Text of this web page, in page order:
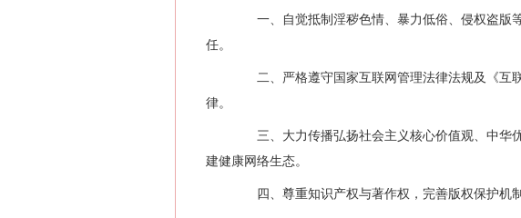
一、自觉抵制淫秽色情、暴力低俗、侵权盗版
任。
二、严格遵守国家互联网管理法律法规及《互
律。
三、大力传播弘扬社会主义核心价值观、中华
建健康网络生态。
四、尊重知识产权与著作权，完善版权保护机制